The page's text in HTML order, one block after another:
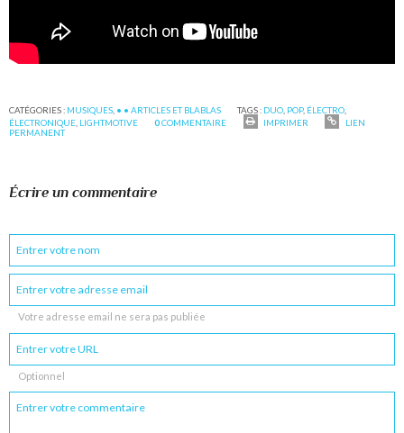
CATÉGORIES : MUSIQUES • • ARTICLES ET BLABLAS TAGS : DUO POP, ÉLECTRO
ÉLECTRONIQUE LIGHTMOTIVE 0COMMENTAIRE IMPRIMER
LIEN
PERMANENT
Écrire un commentaire
Votre adresse email ne sera pas publiée
Optionnel